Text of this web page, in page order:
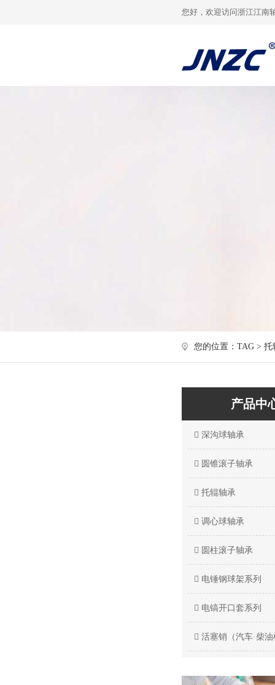
您好，欢迎访问浙江江南
您的位置：TAG >
产品中
深沟球轴承
圆锥滚子轴承
托辊轴承
调心球轴承
圆柱滚子轴承
电锤钢球架系列
电镐开口套系列
活塞销（汽车·柴